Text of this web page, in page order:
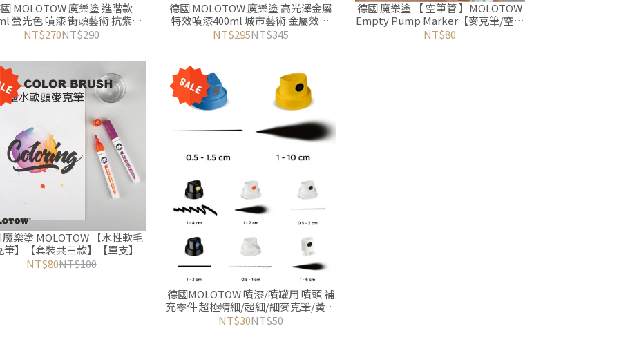
MOLOTOW 魔樂塗 進階款
螢光色 噴漆 街頭藝術 抗紫外
線 模型噴漆 高度覆蓋
NT$270NT$290
德國 MOLOTOW 魔樂塗 高光澤金屬
特效噴漆400ml 城市藝術 金屬效果
極亮 金色 銀色 銅色
NT$295NT$345
德國 魔樂塗 【 空筆管 】MOLOTOW
Empty Pump Marker【麥克筆/空筆
管/DIY填充壓克力墨水】
NT$80
樂塗 MOLOTOW 【水性軟毛
筆】【套裝共三款】【單支】
NT$80NT$100
德國MOLOTOW 噴漆/噴罐用 噴頭 補
充零件 超極精細/超細/細麥克筆/黃粗
噴頭 CAPS
NT$30NT$50